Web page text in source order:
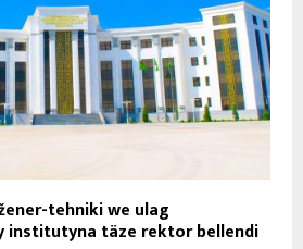
tehniki we ulag
institutyna täze rektor bellendi